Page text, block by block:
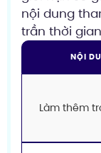
nội dung
trần thời
NỘI
Làm thêm